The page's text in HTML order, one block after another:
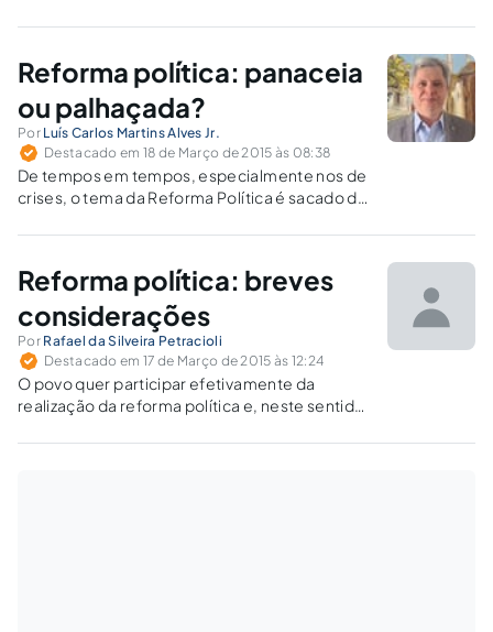
mágicos do Direito e da Justiça como forças
sucede com as propostas da “Reforma
Política”.
Reforma política: panaceia
ou palhaçada?
Por Luís Carlos Martins Alves Jr.
Destacado em 18 de Março de 2015 às 08:38
De tempos em tempos, especialmente nos de
crises, o tema da Reforma Política é sacado da
nacionais. A reforma política é a panaceia ou é
representação política brasileira? Como
melhorar e aproximar a identidade entre os
eleitores e os eleitos?
Reforma política: breves
considerações
Por Rafael da Silveira Petracioli
Destacado em 17 de Março de 2015 às 12:24
O povo quer participar efetivamente da
realização da reforma política e, neste sentido,
realização de múltiplos plebiscitos como uma